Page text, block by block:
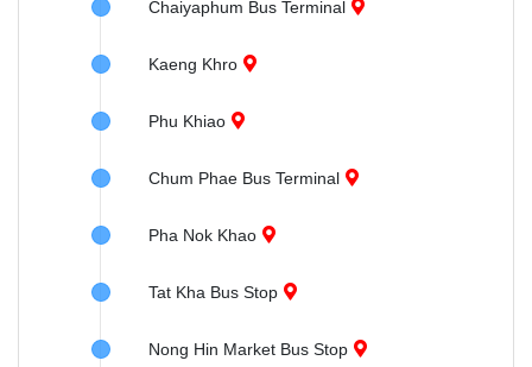
Chaiyaphum Bus Terminal
Kaeng Khro
Phu Khiao
Chum Phae Bus Terminal
Pha Nok Khao
Tat Kha Bus Stop
Nong Hin Market Bus Stop